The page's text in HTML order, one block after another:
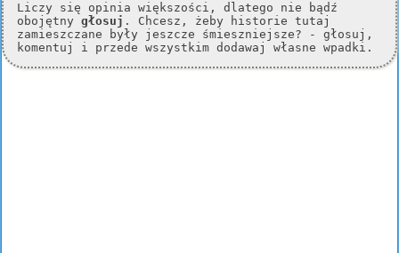
Liczy się opinia większości, dlatego nie bądź
obojętny głosuj . Chcesz, żeby historie tutaj
zamieszczane były jeszcze śmieszniejsze? - głosuj,
komentuj i przede wszystkim dodawaj własne wpadki.